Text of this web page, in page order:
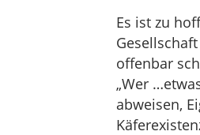
Es ist zu
offenbar
„Wer
abweisen,